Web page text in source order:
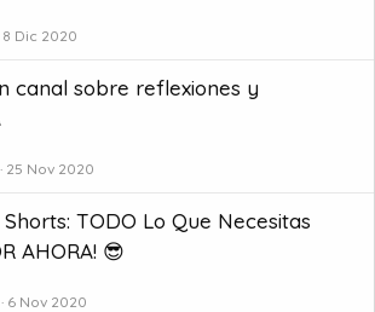
8 Dic 2020
canal sobre reflexiones y
25 Nov 2020
Shorts: TODO Lo Que Necesitas
AHORA! 😎
6 Nov 2020